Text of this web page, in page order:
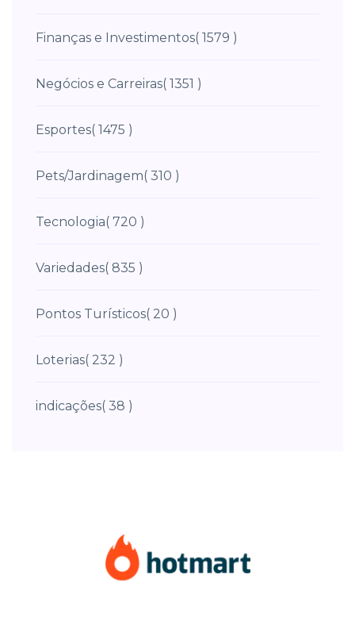
Finanças e Investimentos( 1579 )
Negócios e Carreiras( 1351 )
Esportes( 1475 )
Pets/Jardinagem( 310 )
Tecnologia( 720 )
Variedades( 835 )
Pontos Turísticos( 20 )
Loterias( 232 )
indicações( 38 )